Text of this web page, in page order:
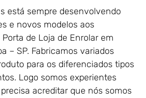
está sempre desenvolvendo
e novos modelos aos
de Loja de Enrolar em
– SP. Fabricamos variados
para os diferenciados tipos
Logo somos experientes
acreditar que nós somos